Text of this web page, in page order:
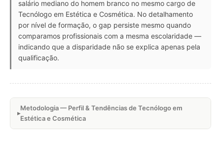
salário mediano do homem branco no mesmo cargo de
Tecnólogo em Estética e Cosmética. No detalhamento
por nível de formação, o gap persiste mesmo quando
comparamos profissionais com a mesma escolaridade —
indicando que a disparidade não se explica apenas pela
qualificação.
Metodologia — Perfil & Tendências de Tecnólogo em
Estética e Cosmética